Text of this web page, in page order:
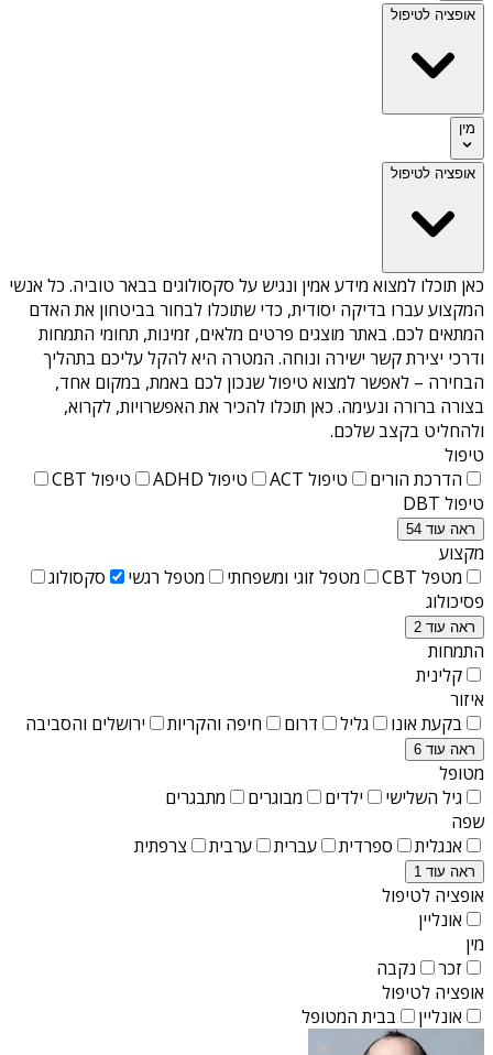
אופציה לטיפול
מין
אופציה לטיפול
כאן תוכלו למצוא מידע אמין ונגיש על סקסולוגים בבאר טוביה. כל אנשי
המקצוע עברו בדיקה יסודית, כדי שתוכלו לבחור בביטחון את האדם
המתאים לכם. באתר מוצגים פרטים מלאים, זמינות, תחומי התמחות
ודרכי יצירת קשר ישירה ונוחה. המטרה היא להקל עליכם בתהליך
הבחירה – לאפשר למצוא טיפול שנכון לכם באמת, במקום אחד,
בצורה ברורה ונעימה. כאן תוכלו להכיר את האפשרויות, לקרוא,
ולהחליט בקצב שלכם.
טיפול
הדרכת הורים
טיפול ACT טיפול ADHD
טיפול CBT
טיפול DBT
ראה עוד 54
מקצוע
מטפל CBT
מטפל זוגי ומשפחתי מטפל רגשי
סקסולוג
פסיכולוג
ראה עוד 2
התמחות
קלינית
איזור
בקעת אונו
גליל דרום חיפה והקריות ירושלים והסביבה
ראה עוד 6
מטופל
גיל השלישי
ילדים מבוגרים
מתבגרים
שפה
אנגלית
ספרדית עברית ערבית צרפתית
ראה עוד 1
אופציה לטיפול
אונליין
מין
זכר
נקבה
אופציה לטיפול
אונליין
בבית המטופל